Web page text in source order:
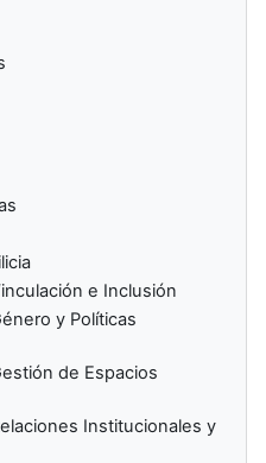
e Inclusión
y Políticas
de Espacios
Institucionales y